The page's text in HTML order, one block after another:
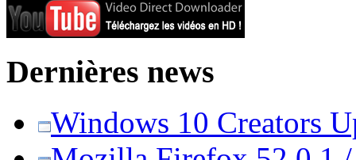
Dernières news
Windows 10 Creators